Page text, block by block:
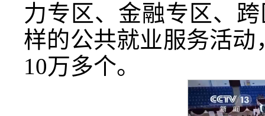
力专区、金融专区、
样的公共就业服务活
10万多个。